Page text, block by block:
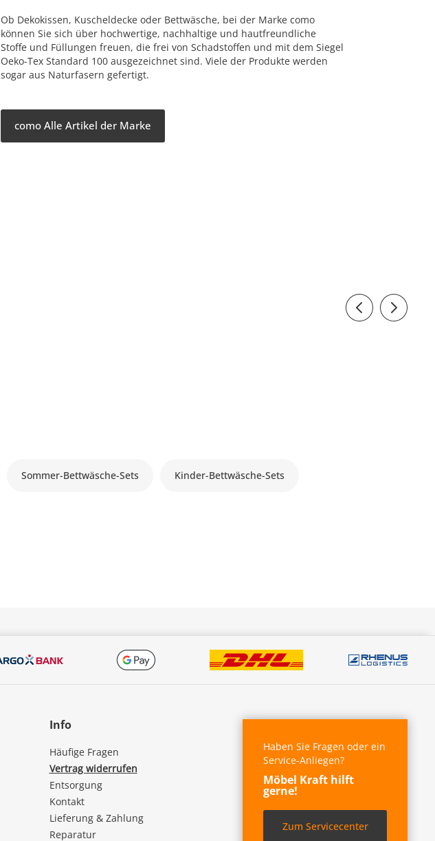
Ob Dekokissen, Kuscheldecke oder Bettwäsche, bei der Marke como
können Sie sich über hochwertige, nachhaltige und hautfreundliche
Stoffe und Füllungen freuen, die frei von Schadstoffen und mit dem Siegel
Oeko-Tex Standard 100 ausgezeichnet sind. Viele der Produkte werden
sogar aus Naturfasern gefertigt.
como Alle Artikel der Marke
Sommer-Bettwäsche-Sets Kinder-Bettwäsche-Sets
Info
Häufige Fragen
Vertrag widerrufen
Entsorgung
Kontakt
Lieferung & Zahlung
Reparatur
Haben Sie Fragen oder ein
Service-Anliegen?
Möbel Kraft hilft
gerne!
Zum Servicecenter